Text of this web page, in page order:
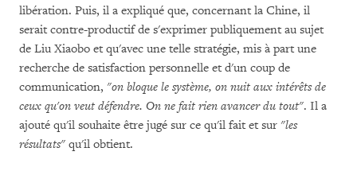
libération. Puis, il a expliqué que, concernant la Chine, il
serait contre-productif de s'exprimer publiquement au sujet
de Liu Xiaobo et qu'avec une telle stratégie, mis à part une
recherche de satisfaction personnelle et d'un coup de
communication, "on bloque le système, on nuit aux intérêts de
ceux qu'on veut défendre. On ne fait rien avancer du tout". Il a
ajouté qu'il souhaite être jugé sur ce qu'il fait et sur "les
résultats" qu'il obtient.